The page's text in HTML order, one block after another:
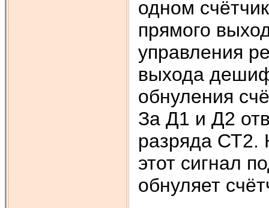
одном
прямого
управления
выхода
обнуления
За Д1 и Д2
разряда СТ2.
этот сигнал
обнуляет